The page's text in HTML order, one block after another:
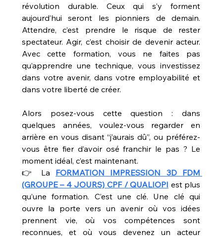
révolution durable. Ceux qui s’y forment
aujourd’hui seront les pionniers de demain.
Attendre, c’est prendre le risque de rester
spectateur. Agir, c’est choisir de devenir acteur.
Avec cette formation, vous ne faites pas
qu’apprendre une technique, vous investissez
dans votre avenir, dans votre employabilité et
dans votre liberté de créer.
Alors posez-vous cette question : dans
quelques années, voulez-vous regarder en
arrière en vous disant “j’aurais dû”, ou préférez-
vous être fier d’avoir osé franchir le pas ? Le
moment idéal, c’est maintenant.
👉 La FORMATION IMPRESSION 3D FDM
(GROUPE – 4 JOURS) CPF / QUALIOPI est plus
qu’une formation. C’est une clé. Une clé qui
ouvre la porte vers un avenir où vos idées
prennent vie, où vos compétences sont
reconnues, et où vous devenez un acteur